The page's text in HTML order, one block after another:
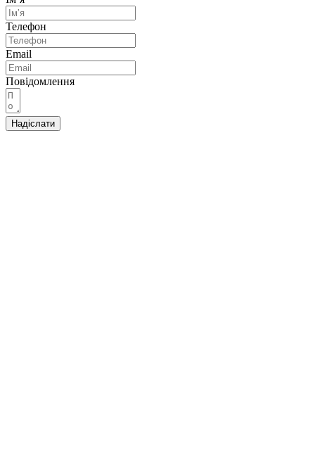
Телефон
Email
Повідомлення
Надіслати